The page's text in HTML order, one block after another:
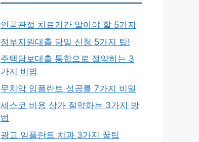
인공관절 치료기간 알아야 할 5가지
정부지원대출 당일 신청 5가지 팁!
주택담보대출 통합으로 절약하는 3
가지 비법
무치악 임플란트 성공률 7가지 비밀
세스코 비용 상가 절약하는 3가지 방
법
광고 임플란트 치과 3가지 꿀팁